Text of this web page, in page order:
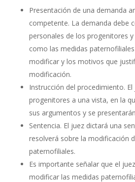
Presentación de una demanda
competente. La demanda debe
personales de los progenitores
como las medidas
modificar y los motivos que
modificación.
Instrucción del procedimiento.
progenitores a una vista, en la
sus argumentos y se
Sentencia. El juez dictará una
resolverá sobre la modificación
paternofiliales.
Es importante señalar que el
modificar las medidas